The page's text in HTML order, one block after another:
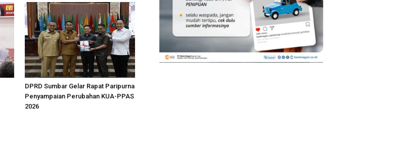
DPRD Sumbar Gelar Rapat Paripurna
Penyampaian Perubahan KUA-PPAS
2026